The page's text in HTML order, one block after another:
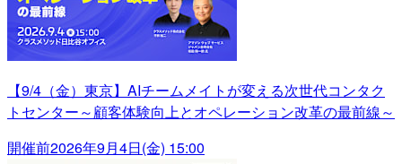
【9/4（金）東京】AIチームメイトが変える次世代コンタク
トセンター～顧客体験向上とオペレーション改革の最前線～
開催前2026年9月4日(金) 15:00